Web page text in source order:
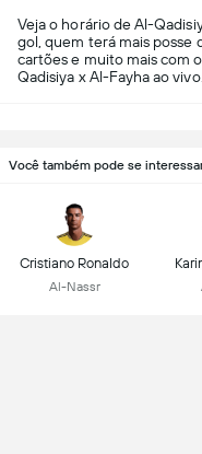
Veja o horário de Al-
gol, quem terá mais posse
cartões e muito mais com
Qadisiya x Al-Fayha ao vivo.
Você também pode se
Cristiano Ronaldo
Al-Nassr